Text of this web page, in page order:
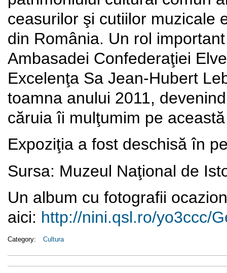
ceasurilor şi cutiilor muzicale
din România. Un rol
Ambasadei Confederaţiei
Excelenţa Sa Jean-Hubert
toamna anului 2011,
căruia îi mulţumim pe
Expoziţia a fost deschisă în
Sursa: Muzeul Naţional de
Un album cu fotografii
aici: http://nini.qsl.ro/yo3ccc/
Category: Cultura